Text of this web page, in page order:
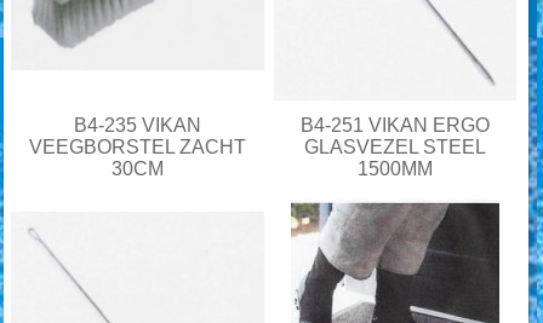
B4-235 VIKAN
VEEGBORSTEL ZACHT
30CM
B4-251 VIKAN ERGO
GLASVEZEL STEEL
1500MM